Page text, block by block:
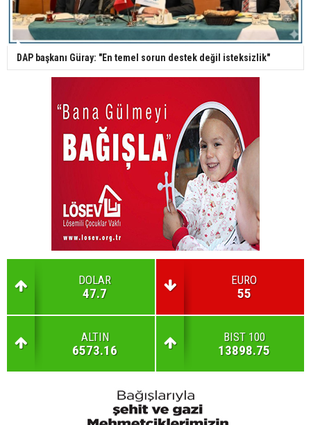
DAP başkanı Güray: "En temel sorun destek değil isteksizlik"
DOLAR
47.7
EURO
55
ALTIN
6573.16
BIST 100
13898.75